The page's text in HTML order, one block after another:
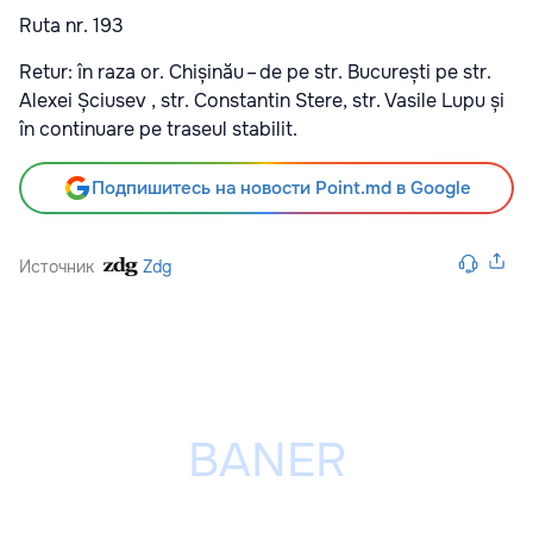
Ruta nr. 193
Retur: în raza or. Chi­și­nău – de pe str. Bucu­rești pe str.
Ale­xei Șci­u­sev , str. Con­stan­tin Ste­re, str. Vasi­le Lupu și
în con­ti­nu­a­re pe tra­se­ul sta­bi­lit.
Подпишитесь на новости Point.md в Google
Источник Zdg